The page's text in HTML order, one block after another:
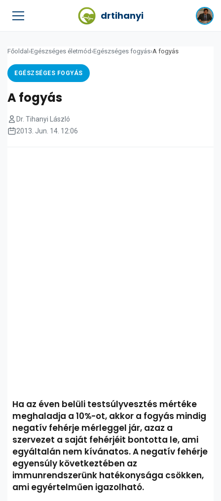
drtihanyi
Főoldal ›Egészséges életmód ›Egészséges fogyás›A fogyás
EGÉSZSÉGES FOGYÁS
A fogyás
Dr. Tihanyi László
2013. Jun. 14. 12:06
Ha az éven belüli testsúlyvesztés mértéke
meghaladja a 10%-ot, akkor a fogyás mindig
negatív fehérje mérleggel jár, azaz a
szervezet a saját fehérjéit bontotta le, ami
egyáltalán nem kívánatos. A negatív fehérje
egyensúly következtében az
immunrendszerünk hatékonysága csökken,
ami egyértelműen igazolható.